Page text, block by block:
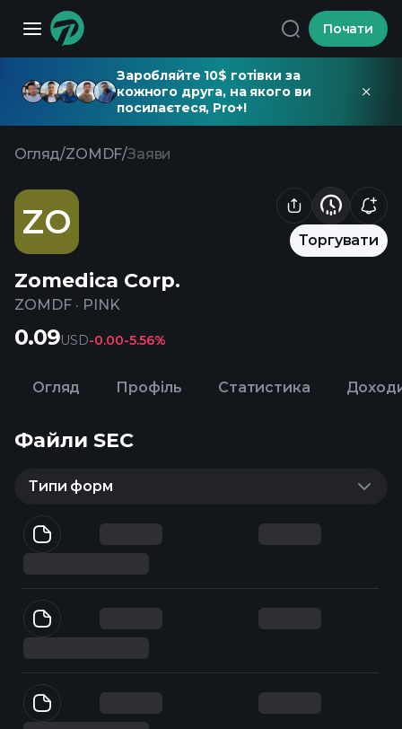
Почати
Заробляйте 10$ готівки за
кожного друга, на якого ви
посилаєтеся, Pro+!
Огляд/ZOMDF/Заяви
ZO Торгувати
Zomedica Corp.
ZOMDF · PINK
0.09USD-0.00-5.56%
Огляд Профіль Статистика
Файли SEC
Типи форм